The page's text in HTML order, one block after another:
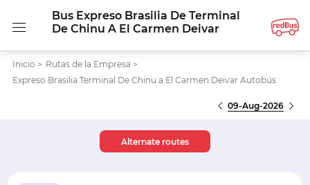
Bus Expreso Brasilia De Terminal
De Chinu A El Carmen Deivar
Inicio > Rutas de la Empresa >
Expreso Brasilia Terminal De Chinu a El Carmen Deivar Autobús
09-Aug-2026
Alternate routes